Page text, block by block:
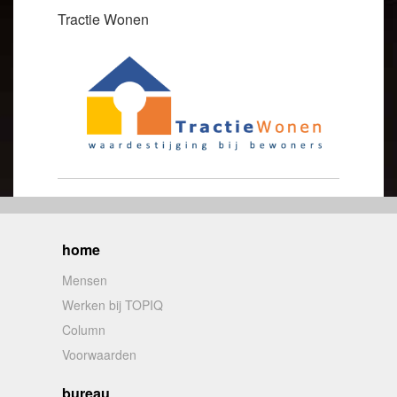
Tractie Wonen
home
Mensen
Werken bij TOPIQ
Column
Voorwaarden
bureau